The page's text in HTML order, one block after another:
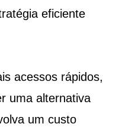
eficiente
acessos rápidos,
uma alternativa
um custo